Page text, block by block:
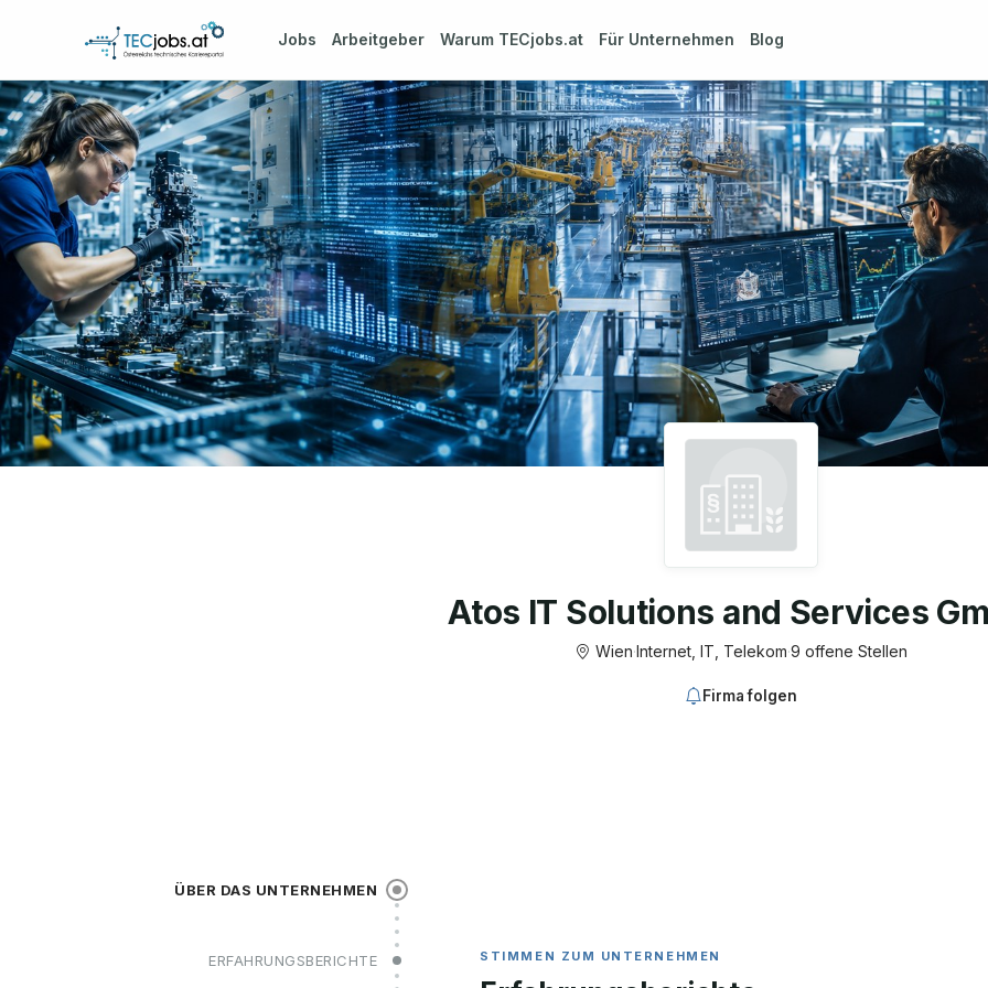
Jobs Arbeitgeber Warum TECjobs.at Für Unternehmen Blog
Atos IT Solutions and Services
Wien·Internet, IT, Telekom·9 offene Stellen
Firma folgen
ÜBER DAS UNTERNEHMEN
ERFAHRUNGSBERICHTE